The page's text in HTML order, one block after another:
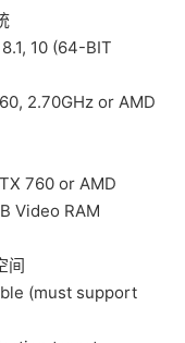
10 (64-BIT
2.70GHz or AMD
760 or AMD
Video RAM
间
(must support